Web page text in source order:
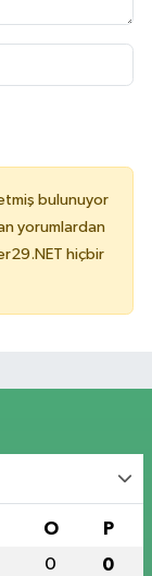
bulunuyor
yorumlardan
hiçbir
O P
0 0